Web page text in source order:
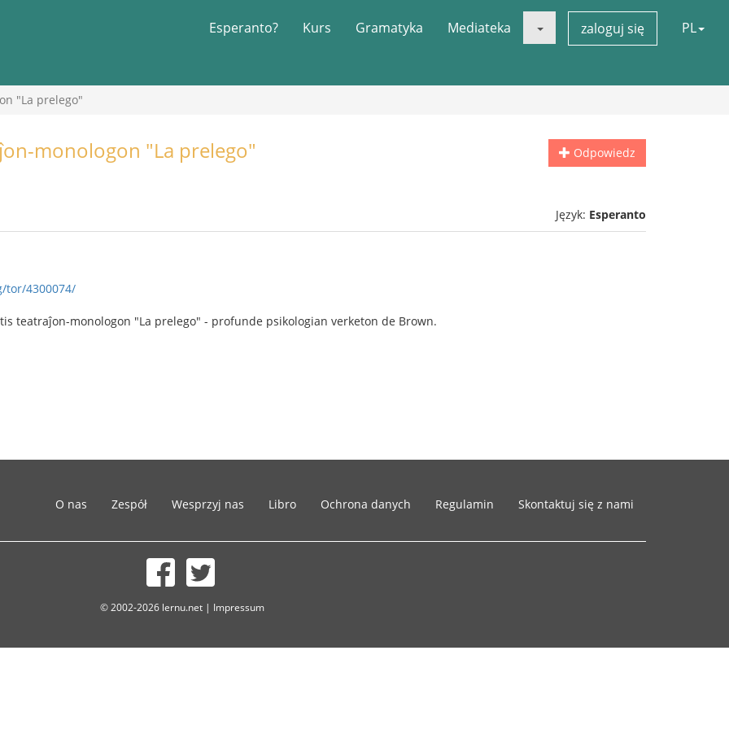
Esperanto? Kurs Gramatyka Mediateka zaloguj się PL
"La prelego"
Odpowiedz
monologon "La prelego"
Język: Esperanto
tor/4300074/
teatraĵon-monologon "La prelego" - profunde psikologian verketon de Brown.
O nas Zespół Wesprzyj nas Libro Ochrona danych Regulamin Skontaktuj się z nami
© 2002-2026 lernu.net | Impressum